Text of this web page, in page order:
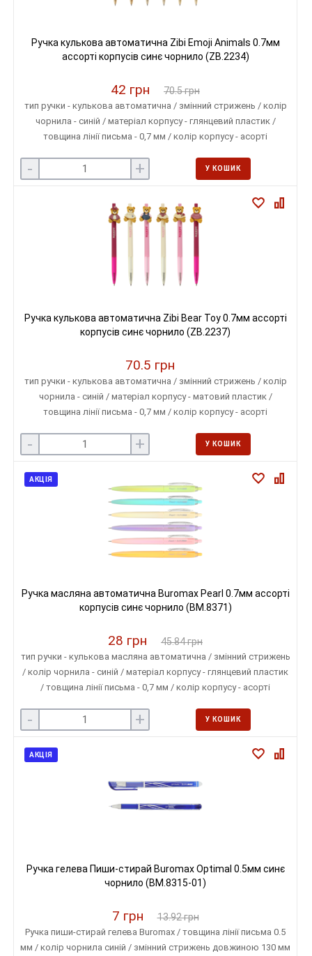
Ручка кулькова автоматична Zibi Emoji Animals 0.7мм
ассорті корпусів синє чорнило (ZB.2234)
42 грн 70.5 грн
тип ручки - кулькова автоматична / змінний стрижень / колір
чорнила - синій / матеріал корпусу - глянцевий пластик /
товщина лінії письма - 0,7 мм / колір корпусу - асорті
- + У КОШИК
Ручка кулькова автоматична Zibi Bear Toy 0.7мм ассорті
корпусів синє чорнило (ZB.2237)
70.5 грн
тип ручки - кулькова автоматична / змінний стрижень / колір
чорнила - синій / матеріал корпусу - матовий пластик /
товщина лінії письма - 0,7 мм / колір корпусу - асорті
- + У КОШИК
АКЦІЯ
Ручка масляна автоматична Buromax Pearl 0.7мм ассорті
корпусів синє чорнило (BM.8371)
28 грн 45.84 грн
тип ручки - кулькова масляна автоматична / змінний стрижень
/ колір чорнила - синій / матеріал корпусу - глянцевий пластик
/ товщина лінії письма - 0,7 мм / колір корпусу - асорті
рожевий)
- + У КОШИК
АКЦІЯ
Ручка гелева Пиши-стирай Buromax Optimal 0.5мм синє
чорнило (BM.8315-01)
7 грн 13.92 грн
Ручка пиши-стирай гелева Buromax / товщина лінії письма 0.5
мм / колір чорнила синій / змінний стрижень довжиною 130 мм